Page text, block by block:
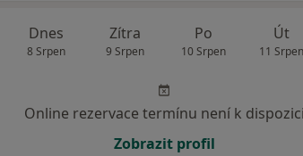
Dnes
8 Srpen
Zítra
9 Srpen
Po
10 Srpen
Út
11
Online rezervace termínu není k
Zobrazit profil